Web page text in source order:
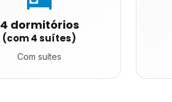
4 dormitórios
(com 4 suítes)
Com suítes